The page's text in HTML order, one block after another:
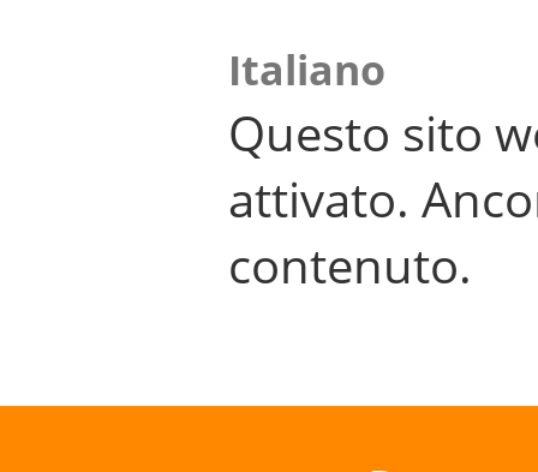
Italiano
Questo sito
attivato.
contenuto.